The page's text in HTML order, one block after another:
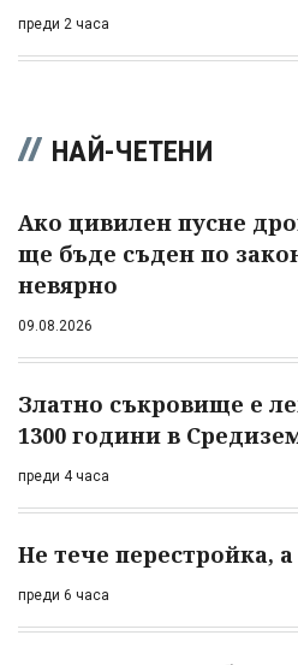
преди 2 часа
НАЙ-ЧЕТЕНИ
Ако цивилен пусне
ще бъде съден по
невярно
09.08.2026
Златно съкровище е
1300 години в
преди 4 часа
Не тече перестройка,
преди 6 часа